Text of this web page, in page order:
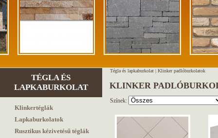
TÉGLA ÉS
LAPKABURKOLAT
Klinkertéglák
Lapkaburkolatok
Rusztikus kézivetésű téglák
Tégla és lapkaburkolat | Klinker padlóburkolatok
KLINKER
Színek: